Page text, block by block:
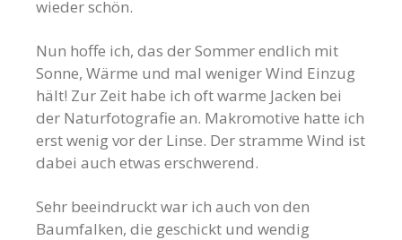
wieder schön.
Nun hoffe ich, das der Sommer endlich mit
Sonne, Wärme und mal weniger Wind Einzug
hält! Zur Zeit habe ich oft warme Jacken bei
der Naturfotografie an. Makromotive hatte ich
erst wenig vor der Linse. Der stramme Wind ist
dabei auch etwas erschwerend.
Sehr beeindruckt war ich auch von den
Baumfalken, die geschickt und wendig